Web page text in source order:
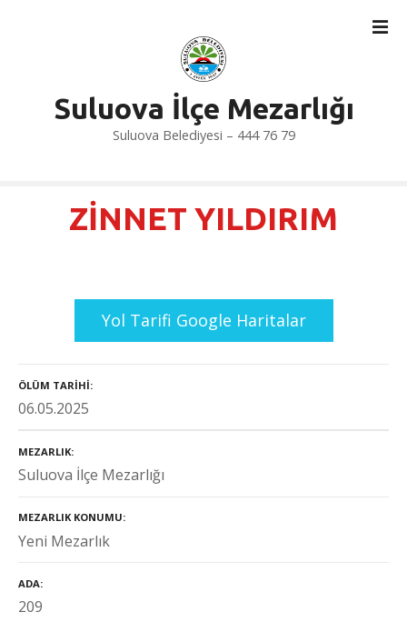
Suluova İlçe Mezarlığı
Suluova Belediyesi – 444 76 79
ZİNNET YILDIRIM
Yol Tarifi Google Haritalar
ÖLÜM TARIHI
06.05.2025
MEZARLIK
Suluova İlçe Mezarlığı
MEZARLIK KONUMU
Yeni Mezarlık
ADA
209